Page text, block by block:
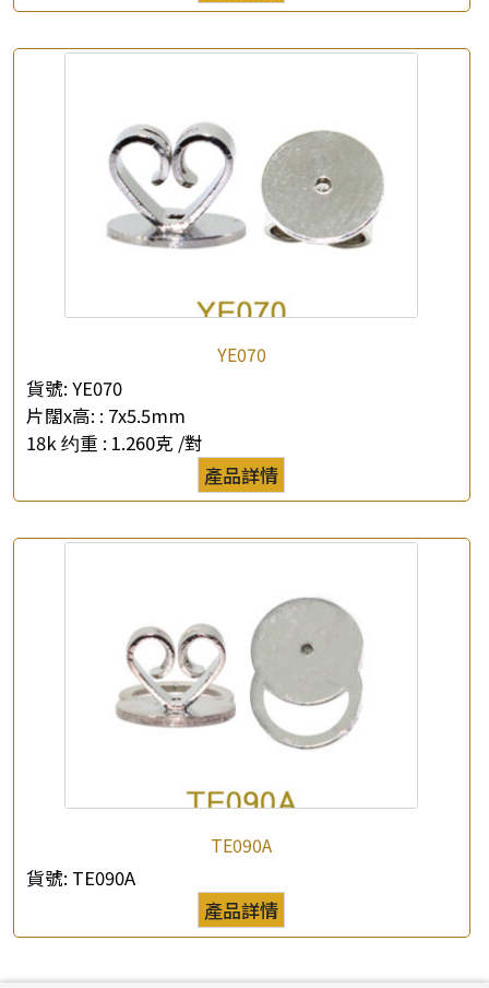
*聯絡電話
查詢以下產品
YE070
貨號: YE070
片闊x高: : 7x5.5mm
18k 约重 : 1.260克 /對
產品詳情
TE090A
貨號: TE090A
產品詳情